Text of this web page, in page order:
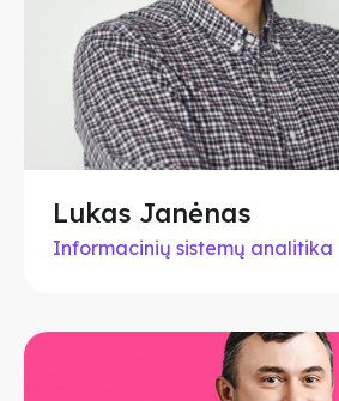
Lukas Janėnas
Informacinių sistemų analitika